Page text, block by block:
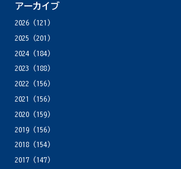
アーカイブ
2026(121)
2025 (201)
2024(184)
2023 (188)
2022 (156)
2021
(156)
2020(159)
2019(156)
2018(154)
2017(147)